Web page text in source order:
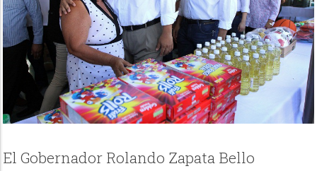
El Gobernador Rolando Zapata Bello